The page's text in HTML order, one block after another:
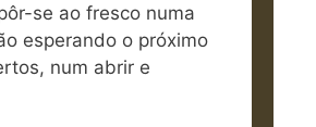
se ao fresco numa
esperando o próximo
num abrir e